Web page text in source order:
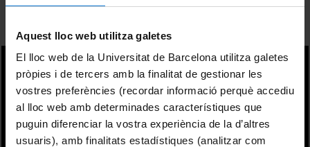
Aquest lloc web utilitza galetes
El lloc web de la Universitat de Barcelona utilitza galetes
pròpies i de tercers amb la finalitat de gestionar les
vostres preferències (recordar informació perquè accediu
al lloc web amb determinades característiques que
puguin diferenciar la vostra experiència de la d’altres
usuaris), amb finalitats estadístiques (analitzar com